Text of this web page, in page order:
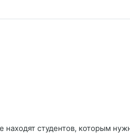
студентов, которым